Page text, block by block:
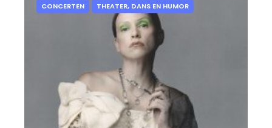
CONCERTEN THEATER, DANS EN HUMOR